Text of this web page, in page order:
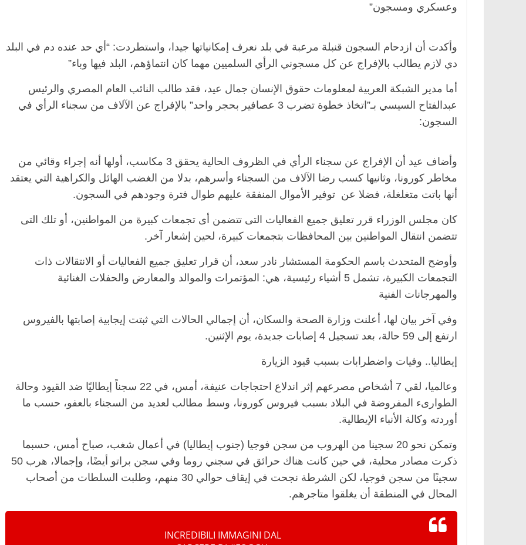
وعسكري ومسجون”
وأكدت أن ازدحام السجون قنبلة مرعبة في بلد نعرف إمكانياتها جيدا، واستطردت: “أي حد عنده دم في البلد
دي لازم يطالب بالإفراج عن كل مسجوني الرأي السلميين مهما كان انتماؤهم، البلد فيها وباء”
أما مدير الشبكة العربية لمعلومات حقوق الإنسان جمال عيد، فقد طالب النائب العام المصري والرئيس
عبدالفتاح السيسي بـ”اتخاذ خطوة تضرب 3 عصافير بحجر واحد” بالإفراج عن الآلاف من سجناء الرأي في
السجون:
وأضاف عيد أن الإفراج عن سجناء الرأي في الظروف الحالية يحقق 3 مكاسب، أولها أنه إجراء وقائي من
مخاطر كورونا، وثانيها كسب رضا الآلاف من السجناء وأسرهم، بدلا من الغضب الهائل والكراهية التي يعتقد
أنها باتت متغلغلة، فضلا عن توفير الأموال المنفقة عليهم طوال فترة وجودهم في السجون.
كان مجلس الوزراء قرر تعليق جميع الفعاليات التى تتضمن أى تجمعات كبيرة من المواطنين، أو تلك التى
تتضمن انتقال المواطنين بين المحافظات بتجمعات كبيرة، لحين إشعار آخر.
وأوضح المتحدث باسم الحكومة المستشار نادر سعد، أن قرار تعليق جميع الفعاليات أو الانتقالات ذات
التجمعات الكبيرة، تشمل 5 أشياء رئيسية، هي: المؤتمرات والموالد والمعارض والحفلات الغنائية
والمهرجانات الفنية
وفي آخر بيان لها، أعلنت وزارة الصحة والسكان، أن إجمالي الحالات التي ثبتت إيجابية إصابتها بالفيروس
ارتفع إلى 59 حالة، بعد تسجيل 4 إصابات جديدة، يوم الإثنين.
إيطاليا.. وفيات واضطرابات بسبب قيود الزيارة
وعالميا، لقي 7 أشخاص مصرعهم إثر اندلاع احتجاجات عنيفة، أمس، في 22 سجناً إيطاليًا ضد القيود وحالة
الطوارىء المفروضة في البلاد بسبب فيروس كورونا، وسط مطالب لعديد من السجناء بالعفو، حسب ما
أوردته وكالة الأنباء الإيطالية.
وتمكن نحو 20 سجينا من الهروب من سجن فوجيا (جنوب إيطاليا) في أعمال شغب، صباح أمس، حسبما
ذكرت مصادر محلية، في حين كانت هناك حرائق في سجني روما وفي سجن براتو أيضًا، وإجمالا، هرب 50
سجينًا من سجن فوجيا، لكن الشرطة نجحت في إيقاف حوالي 30 منهم، وطلبت السلطات من أصحاب
المحال في المنطقة أن يغلقوا متاجرهم.
INCREDIBILI IMMAGINI DAL